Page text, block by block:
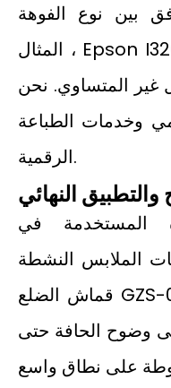
نوع الفوهة (على سبيل
المثال ، Epson I3200) وأسلوب الوزن / الطلاء
غير المتساوي. نحن
وخدمات الطباعة
الرقمية.
النهائي
المستخدمة في
النشطة (على سبيل المثال ،
قماش الضلع GZS-003) ، تمنع الأوراق المغطاة
وضوح الحافة حتى